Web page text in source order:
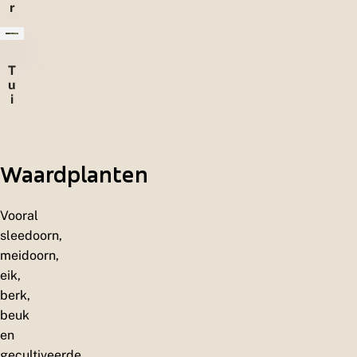
r
w
l
e
n
T
u
i
Waardplanten
Vooral
sleedoorn,
meidoorn,
eik,
berk,
beuk
en